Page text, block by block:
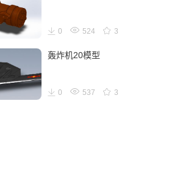
0 524 3
轰炸机20模型
0 537 3